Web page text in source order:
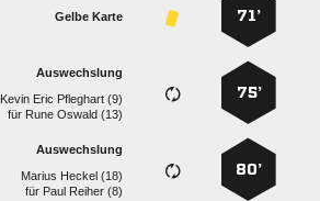
71’
Gelbe Karte
75’
Auswechslung
   
für   
80’
Auswechslung
  
für   